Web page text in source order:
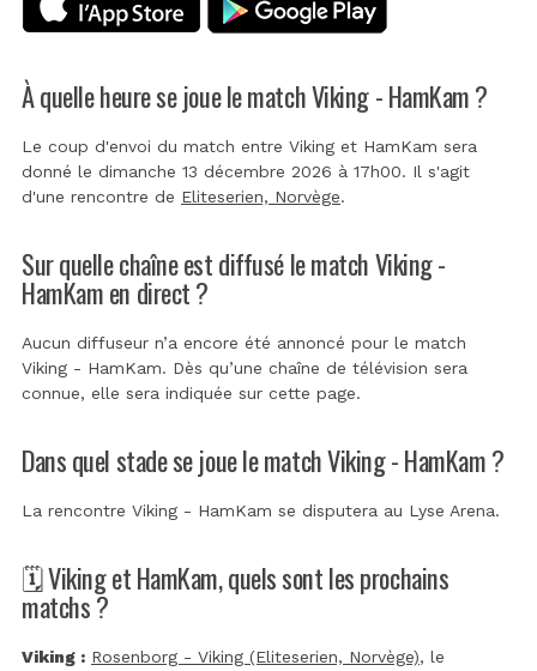
À quelle heure se joue le match Viking - HamKam ?
Le coup d'envoi du match entre Viking et HamKam sera
donné le dimanche 13 décembre 2026 à 17h00. Il s'agit
d'une rencontre de Eliteserien, Norvège.
Sur quelle chaîne est diffusé le match Viking -
HamKam en direct ?
Aucun diffuseur n’a encore été annoncé pour le match
Viking - HamKam. Dès qu’une chaîne de télévision sera
connue, elle sera indiquée sur cette page.
Dans quel stade se joue le match Viking - HamKam ?
La rencontre Viking - HamKam se disputera au Lyse Arena.
🗓️ Viking et HamKam, quels sont les prochains
matchs ?
Viking : Rosenborg - Viking (Eliteserien, Norvège), le